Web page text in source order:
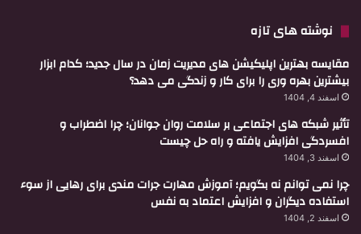
نوشته های تازه
مقایسه بهترین اپلیکیشن های مدیریت زمان در سال جدید؛ کدام ابزار
بیشترین بهره وری را برای کار و زندگی می دهد؟
اسفند 4, 1404
تأثیر شبکه های اجتماعی بر سلامت روان جوانان؛ چرا اضطراب و
افسردگی افزایش یافته و راه حل چیست
اسفند 3, 1404
چرا نمی توانم نه بگویم؛ آموزش مهارت جرات مندی برای رهایی از سوء
استفاده دیگران و افزایش اعتماد به نفس
اسفند 2, 1404